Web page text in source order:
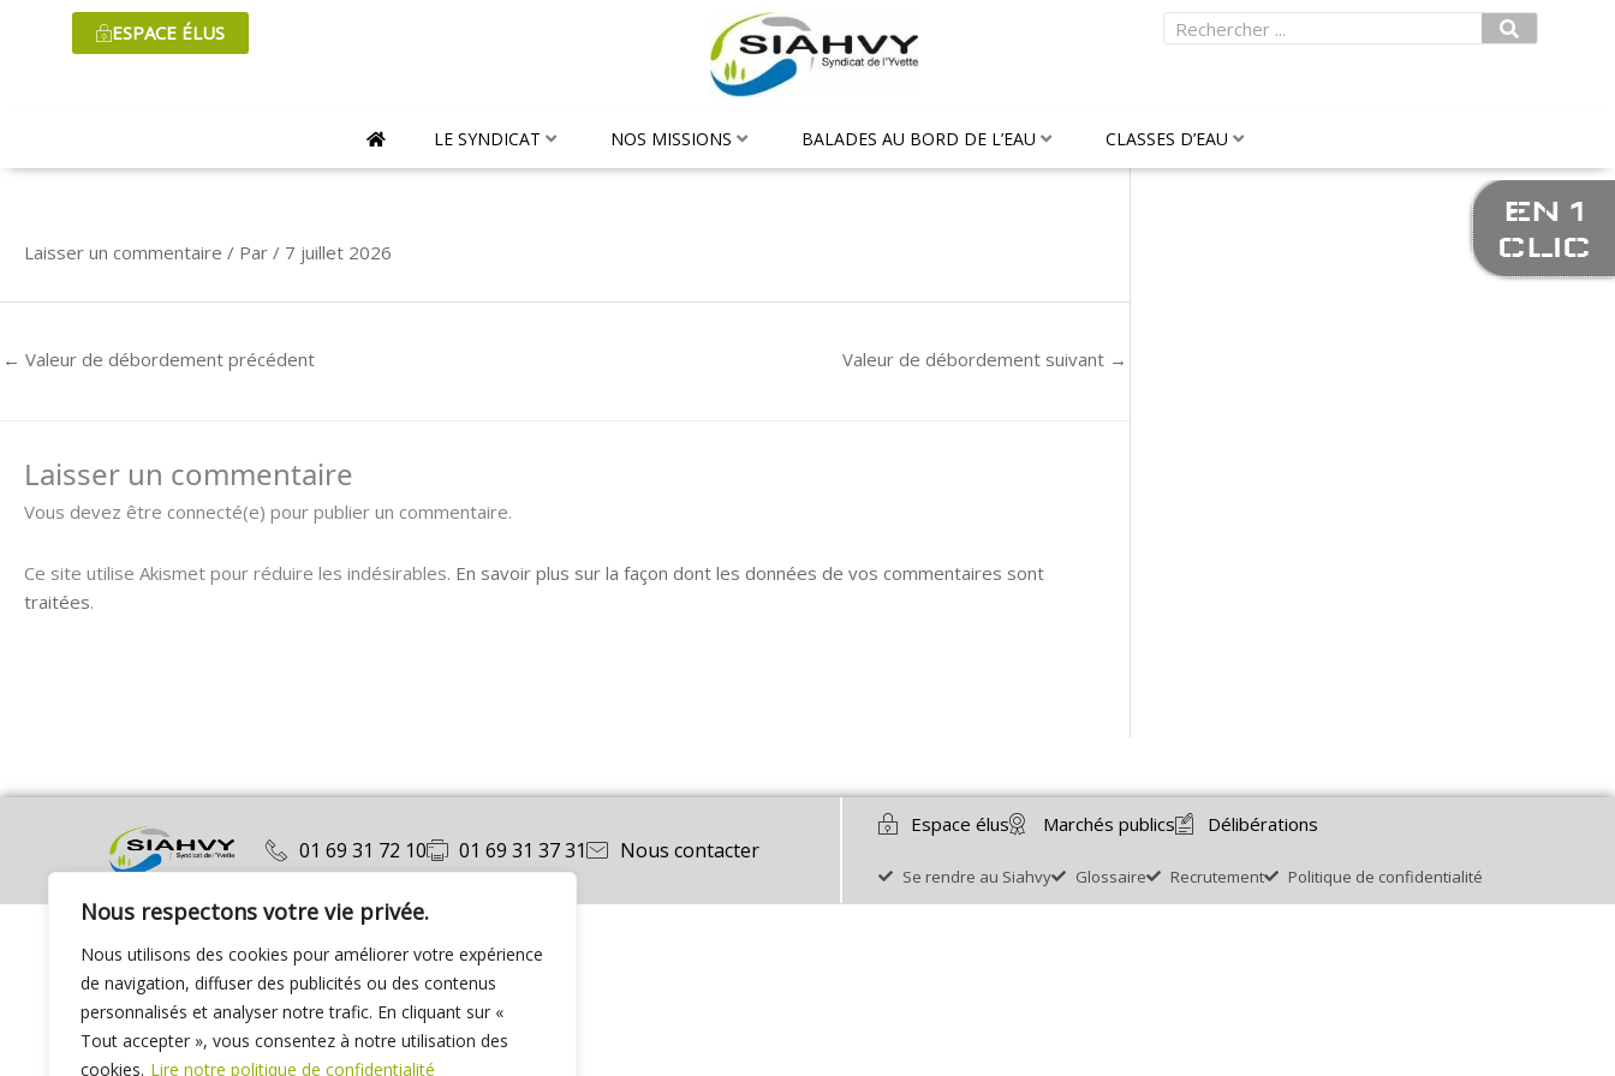
Nous respectons votre vie privée.
Nous utilisons des cookies pour améliorer votre expérience
de navigation, diffuser des publicités ou des contenus
personnalisés et analyser notre trafic. En cliquant sur «
Tout accepter », vous consentez à notre utilisation des
cookies. Lire notre politique de confidentialité
ESPACE ÉLUS Rechercher
LE SYNDICAT NOS MISSIONS BALADES AU BORD DE L’EAU CLASSES D’EAU
Laisser un commentaire / Par / 7 juillet 2026
← Valeur de débordement précédent Valeur de débordement suivant →
Laisser un commentaire
Vous devez être connecté(e) pour publier un commentaire.
Ce site utilise Akismet pour réduire les indésirables. En savoir plus sur la façon dont les données de vos commentaires sont
traitées.
01 69 31 72 10 01 69 31 37 31 Nous contacter
Espace élus Marchés publics Délibérations
Se rendre au Siahvy Glossaire Recrutement Politique de confidentialité
EN 1
CLIC